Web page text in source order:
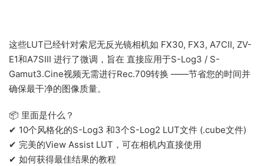
这些LUT已经针对索尼无反光镜相机如 FX30, FX3, A7CII, ZV-
E1和A7SIII 进行了微调，旨在 直接应用于S-Log3 / S-
Gamut3.Cine视频无需进行Rec.709转换 ——节省您的时间并
确保最干净的图像质量。
📦 里面是什么？
✔ 10个风格化的S-Log3 和3个S-Log2 LUT文件 (.cube文件)
✔ 完美的View Assist LUT，可在相机内直接使用
✔ 如何获得最佳结果的教程